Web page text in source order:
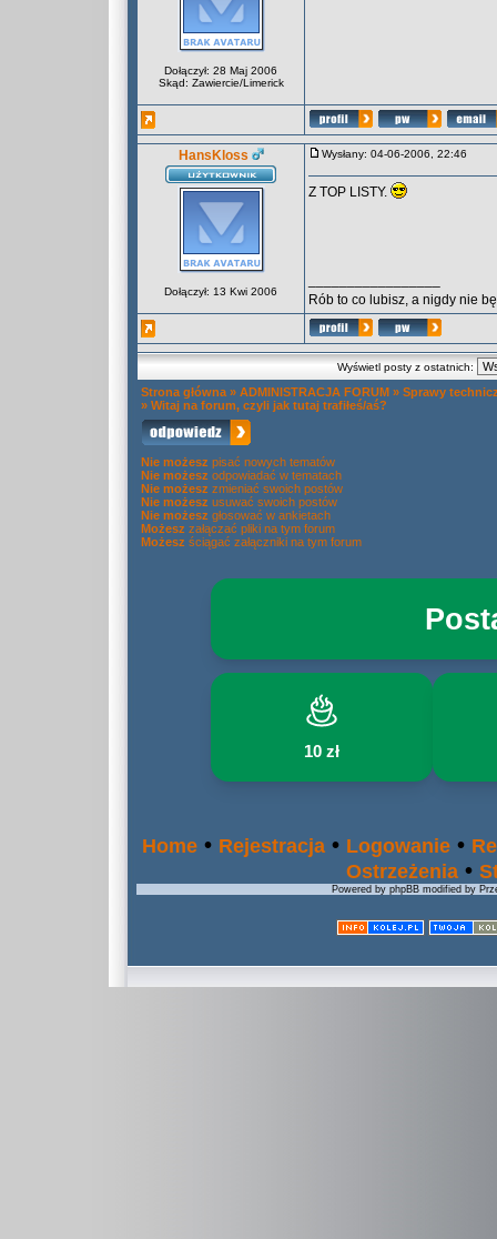
Dołączył: 28 Maj 2006
Skąd: Zawiercie/Limerick
HansKloss
Dołączył: 13 Kwi 2006
Wysłany: 04-06-2006, 22:46
Z TOP LISTY.
Rób to co lubisz, a nigdy nie
Wyświetl posty z ostatnich:
Strona główna » ADMINISTRACJA FORUM » Sprawy
» Witaj na forum, czyli jak tutaj trafiłeś/aś?
Nie możesz pisać nowych tematów
Nie możesz odpowiadać w tematach
Nie możesz zmieniać swoich postów
Nie możesz usuwać swoich postów
Nie możesz głosować w ankietach
Możesz załączać pliki na tym forum
Możesz ściągać załączniki na tym forum
10 zł
Home • Rejestracja • Logowanie •
Ostrzeżenia •
Powered by phpBB modified by